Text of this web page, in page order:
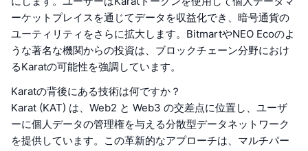
ーケットプレイスを通じてデータを収益化でき、暗号通貨の
ユーティリティをさらに拡大します。BitmartやNEO Ecoのよ
うな著名な機関からの投資は、ブロックチェーン分野におけ
るKaratの可能性を強調しています。
Karatの背後にある技術は何ですか？
Karat (KAT) は、Web2 と Web3 の交差点に位置し、ユーザ
ーに個人データの管理権を与える分散型データネットワーク
を提供しています。この革新的なアプローチは、マルチパー